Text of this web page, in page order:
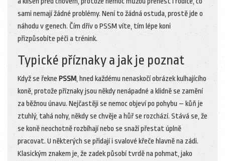
sami nemají žádné problémy. Není to žádná ostuda, prostě jde o
náhodu v genech. Čím dřív o PSSM víte, tím lépe koni
přizpůsobíte péči a trénink.
Typické příznaky a jak je poznat
Když se řekne PSSM, hned každému nenaskočí obrázek kulhajícího
koně, protože příznaky jsou někdy nenápadné a klidně se zamění
za běžnou únavu. Nejčastěji se nemoc objeví po pohybu – kůň je
ztuhlý, tahá nohy, někdy se chvěje a hůř se rozchází. Stává se, že
se koně neochotně rozbíhají nebo se snaží přestat úplně
pracovat. U některých se přidají i svalové křeče hlavně na zádi.
Klasickým znakem je, že zadek působí tvrdě na pohmat, jako